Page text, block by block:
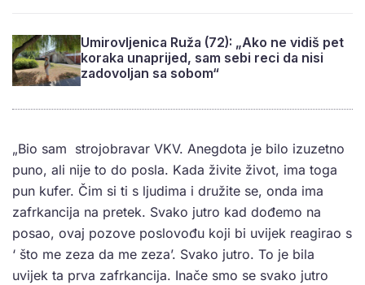
Umirovljenica Ruža (72): „Ako ne vidiš pet
koraka unaprijed, sam sebi reci da nisi
zadovoljan sa sobom“
„Bio sam strojobravar VKV. Anegdota je bilo izuzetno
puno, ali nije to do posla. Kada živite život, ima toga
pun kufer. Čim si ti s ljudima i družite se, onda ima
zafrkancija na pretek. Svako jutro kad dođemo na
posao, ovaj pozove poslovođu koji bi uvijek reagirao s
‘ što me zeza da me zeza’. Svako jutro. To je bila
uvijek ta prva zafrkancija. Inače smo se svako jutro